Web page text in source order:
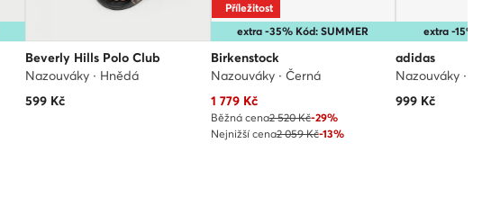
Beverly Hills Polo Club
Nazouváky · Hnědá
599 Kč
extra -35% Kód: SUMMER
Příležitost
Birkenstock
Nazouváky · Černá
Aktuální cena
1 779Kč
Běžná cena2 520 Kč-29%
Nejnižší cena2 059 Kč-13%
extra -15%
adidas
Nazouváky ·
999Kč